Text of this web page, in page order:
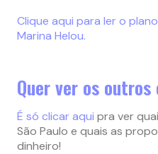
Clique aqui para ler o
Marina Helou.
Quer ver os
É só clicar aqui pra ver
São Paulo e quais as
dinheiro!